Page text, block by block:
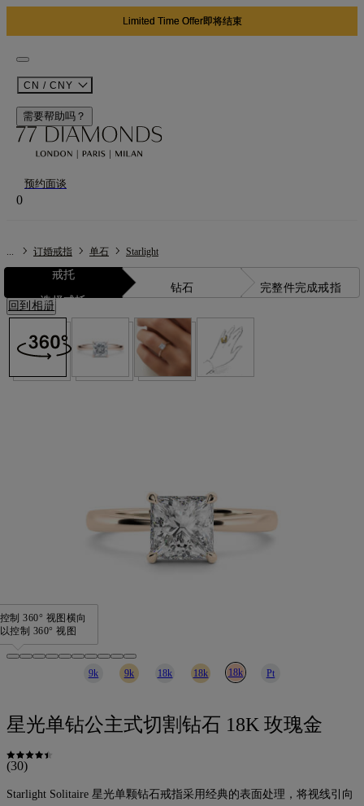
Limited Time Offer即将结束
CN / CNY
需要帮助吗？
预约面谈
0
... 订婚戒指 单石 Starlight
戒托
选择戒托
钻石 完整件完成戒指
回到相册
制 360° 视图横向
控制 360° 视图
9k 9k 18k 18k 18k Pt
星光单钻公主式切割钻石 18K 玫瑰金
(30)
Starlight Solitaire 星光单颗钻石戒指采用经典的表面处理，将视线引向